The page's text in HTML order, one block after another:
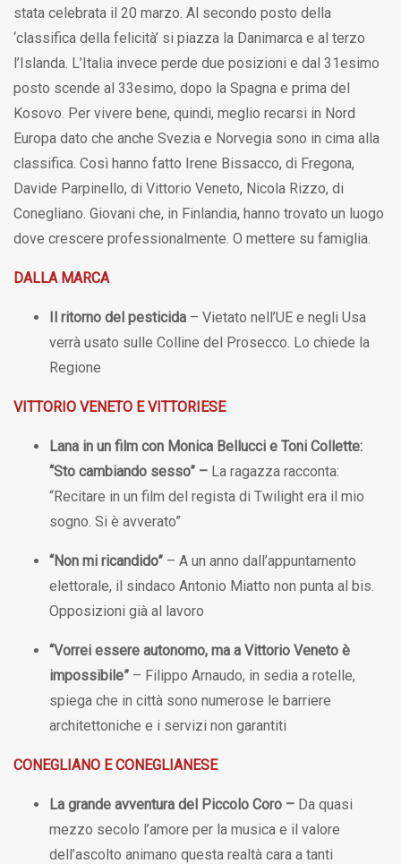
stata celebrata il 20 marzo. Al secondo posto della
‘classifica della felicità’ si piazza la Danimarca e al terzo
l’Islanda. L’Italia invece perde due posizioni e dal 31esimo
posto scende al 33esimo, dopo la Spagna e prima del
Kosovo. Per vivere bene, quindi, meglio recarsi in Nord
Europa dato che anche Svezia e Norvegia sono in cima alla
classifica. Così hanno fatto Irene Bissacco, di Fregona,
Davide Parpinello, di Vittorio Veneto, Nicola Rizzo, di
Conegliano. Giovani che, in Finlandia, hanno trovato un luogo
dove crescere professionalmente. O mettere su famiglia.
DALLA MARCA
Il ritorno del pesticida – Vietato nell’UE e negli Usa
verrà usato sulle Colline del Prosecco. Lo chiede la
Regione
VITTORIO VENETO E VITTORIESE
Lana in un film con Monica Bellucci e Toni Collette:
“Sto cambiando sesso” – La ragazza racconta:
“Recitare in un film del regista di Twilight era il mio
sogno. Si è avverato”
“Non mi ricandido” – A un anno dall’appuntamento
elettorale, il sindaco Antonio Miatto non punta al bis.
Opposizioni già al lavoro
“Vorrei essere autonomo, ma a Vittorio Veneto è
impossibile” – Filippo Arnaudo, in sedia a rotelle,
spiega che in città sono numerose le barriere
architettoniche e i servizi non garantiti
CONEGLIANO E CONEGLIANESE
La grande avventura del Piccolo Coro – Da quasi
mezzo secolo l’amore per la musica e il valore
dell’ascolto animano questa realtà cara a tanti